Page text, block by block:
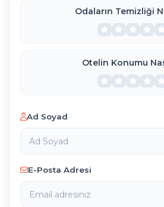
Odaların Temizliği
Otelin Konumu
Ad Soyad
E-Posta Adresi